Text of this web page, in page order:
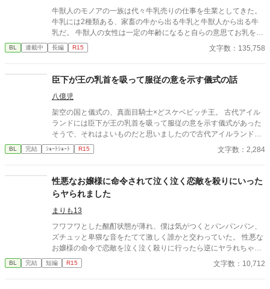
牛獣人のモノアの一族は代々牛乳売りの仕事を生業としてきた。
牛乳には2種類ある、家畜の牛から出る牛乳と牛獣人から出る牛
乳だ。 牛獣人の女性は一定の年齢になると自らの意思てお乳を出
すことが出来る。 そして、僕たち家族普段は家畜の牛の牛乳を売
っているが母と姉達の牛乳は濃厚で喉越しや舌触りが良いお貴族
子息様がお乳を呑まないと相談を受けたのが全ての始まりー 母や
姉達の牛乳を詰めた哺乳瓶を与えてみても、母や姉達のお乳を直
接与えてみても飲んでくれない赤子。 そんな時ふと赤子と目が合
うと僕を見て何かを訴えてくるー 「え？僕のお乳が飲みたい
の？」 「僕はまだ子供でしかも男だからでないよ。」 「え？何言
ってるの姉さん達！僕のお乳に牛乳を垂らして飲ませてみろだな
こんなで、お乳を呑まない赤子が飲んだ噂は広がり他のお貴族様
けど何故か数人には僕のお乳がお気に召したようでー 昔お乳をあ
たえた子達が僕のお乳が忘れられないと迫ってきます!! 「僕はお
乳を貸しただけで牛乳は母さんと姉さん達のなのに！どうしてこ
うなった!?」 ＊ 総受けで、固定カプを決めるかはまだまだ不明で
す。 いいね♡やお気に入り登録☆をしてくださいますと励みにな
ります(＞＜) 誤字脱字、言葉使いが変な所がありましたら脳内変
換して頂けますと幸いです。
BL 連載中 長編 R15 文字数：135,758
臣下が王の乳首を吸って服従の意を示す儀式の話
八億児
架空の国と儀式の、真面目騎士×どスケベビッチ王。 古代アイル
ランドには臣下が王の乳首を吸って服従の意を示す儀式があった
そうで、それはよいものだと思いましたので古代アイルランドと
は特に関係なく王の乳首を吸ってもらいました。
BL 完結 ｼｮｰﾄｼｮｰﾄ R15 文字数：2,284
性悪なお嬢様に命令されて泣く泣く恋敵を殺りにいった
らヤられました
まりも13
フワフワとした酩酊状態が薄れ、僕は気がつくとパンパンパン、
ズチュッと卑猥な音をたてて激しく誰かと交わっていた。 性悪な
お嬢様の命令で恋敵を泣く泣く殺りに行ったら逆にヤラれちゃっ
た、ちょっとアホな子の話です。 （ムーンライトノベルにも掲載
しています）
BL 完結 短編 R15 文字数：10,712